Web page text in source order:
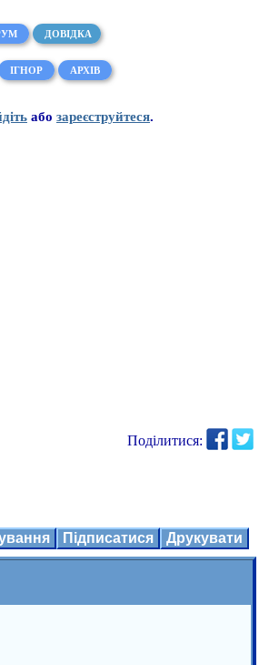
ДОВІДКА
ІГНОР АРХІВ
або зареєструйтеся.
Поділитися:
Підписатися Друкувати